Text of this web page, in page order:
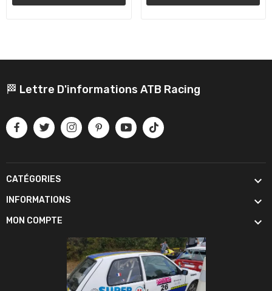
🏁 Lettre D'informations ATB Racing
CATÉGORIES 
INFORMATIONS 
MON COMPTE 